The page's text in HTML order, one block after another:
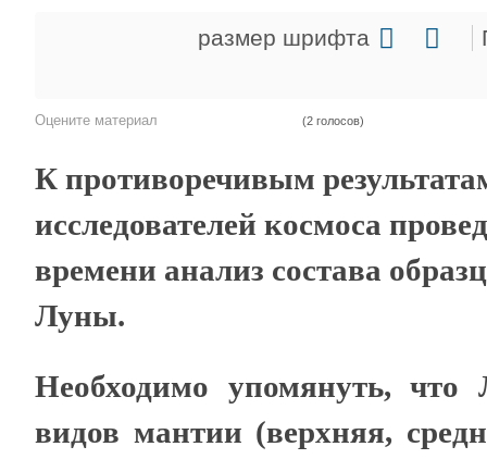
размер шрифта
Оцените материал (2 голосов)
К противоречивым
исследователей космоса
времени анализ состава
Луны.
Необходимо упомянуть, что
видов мантии (верхняя,